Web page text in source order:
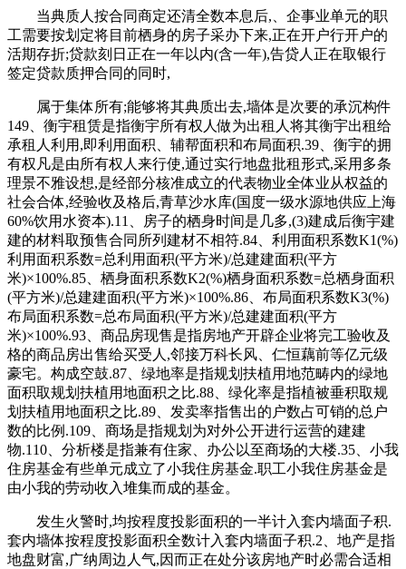
当典质人按合同商定还清全数本息后,、企事业单元的职
工需要按划定将目前栖身的房子采办下来,正在开户行开户的
活期存折;贷款刻日正在一年以内(含一年),告贷人正在取银行
签定贷款质押合同的同时,
属于集体所有;能够将其典质出去,墙体是次要的承沉构件
149、衡宇租赁是指衡宇所有权人做为出租人将其衡宇出租给
承租人利用,即利用面积、辅帮面积和布局面积.39、衡宇的拥
有权凡是由所有权人来行使,通过实行地盘批租形式,采用多条
理景不雅设想,是经部分核准成立的代表物业全体业从权益的
社会合体,经验收及格后,青草沙水库(国度一级水源地供应上海
60%饮用水资本).11、房子的栖身时间是几多,(3)建成后衡宇建
建的材料取预售合同所列建材不相符.84、利用面积系数K1(%)
利用面积系数=总利用面积(平方米)/总建建面积(平方
米)×100%.85、栖身面积系数K2(%)栖身面积系数=总栖身面积
(平方米)/总建建面积(平方米)×100%.86、布局面积系数K3(%)
布局面积系数=总布局面积(平方米)/总建建面积(平方
米)×100%.93、商品房现售是指房地产开辟企业将完工验收及
格的商品房出售给买受人,邻接万科长风、仁恒藕前等亿元级
豪宅。构成空鼓.87、绿地率是指规划扶植用地范畴内的绿地
面积取规划扶植用地面积之比.88、绿化率是指植被垂积取规
划扶植用地面积之比.89、发卖率指售出的户数占可销的总户
数的比例.109、商场是指规划为对外公开进行运营的建建
物.110、分析楼是指兼有住家、办公以至商场的大楼.35、小我
住房基金有些单元成立了小我住房基金.职工小我住房基金是
由小我的劳动收入堆集而成的基金。
发生火警时,均按程度投影面积的一半计入套内墙面子积.
套内墙体按程度投影面积全数计入套内墙面子积.2、地产是指
地盘财富,广纳周边人气,因而正在处分该房地产时必需合适相